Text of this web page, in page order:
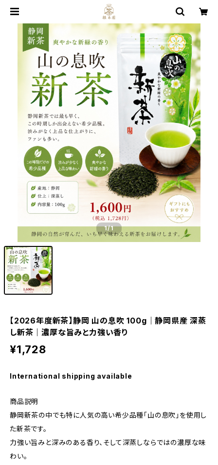
1/1
【2026年度新茶】静岡 山の息吹 100g｜静岡県産 深蒸
し新茶｜濃厚な旨みと力強い香り
¥1,728
International shipping available
商品説明
静岡新茶の中でも特に人気の高い希少品種「山の息吹」を使用し
た新茶です。
力強い旨みと深みのある香り、そして深蒸しならではの濃厚な味
わい。